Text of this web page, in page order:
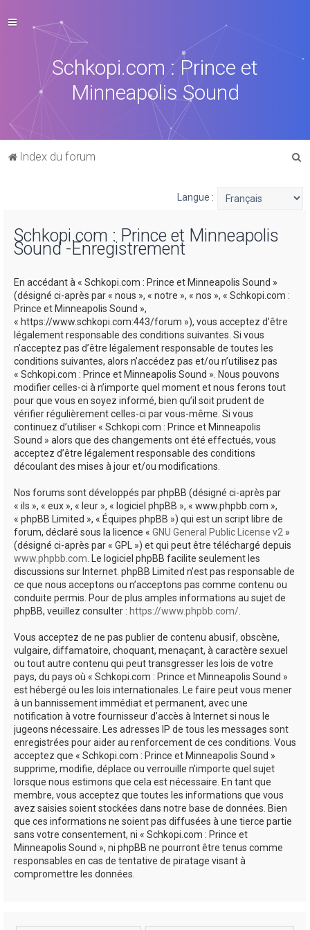
Schkopi.com : Prince et
Minneapolis Sound
Index du forum
Langue :
Schkopi.com : Prince et Minneapolis
Sound -Enregistrement
En accédant à « Schkopi.com : Prince et Minneapolis Sound »
(désigné ci-après par « nous », « notre », « nos », « Schkopi.com :
Prince et Minneapolis Sound »,
« https://www.schkopi.com:443/forum »), vous acceptez d’être
légalement responsable des conditions suivantes. Si vous
n’acceptez pas d’être légalement responsable de toutes les
conditions suivantes, alors n’accédez pas et/ou n’utilisez pas
« Schkopi.com : Prince et Minneapolis Sound ». Nous pouvons
modifier celles-ci à n’importe quel moment et nous ferons tout
pour que vous en soyez informé, bien qu’il soit prudent de
vérifier régulièrement celles-ci par vous-même. Si vous
continuez d’utiliser « Schkopi.com : Prince et Minneapolis
Sound » alors que des changements ont été effectués, vous
acceptez d’être légalement responsable des conditions
découlant des mises à jour et/ou modifications.
Nos forums sont développés par phpBB (désigné ci-après par
« ils », « eux », « leur », « logiciel phpBB », « www.phpbb.com »,
« phpBB Limited », « Équipes phpBB ») qui est un script libre de
forum, déclaré sous la licence « GNU General Public License v2 »
(désigné ci-après par « GPL ») et qui peut être téléchargé depuis
www.phpbb.com . Le logiciel phpBB facilite seulement les
discussions sur Internet. phpBB Limited n’est pas responsable de
ce que nous acceptons ou n’acceptons pas comme contenu ou
conduite permis. Pour de plus amples informations au sujet de
phpBB, veuillez consulter : https://www.phpbb.com/
Vous acceptez de ne pas publier de contenu abusif, obscène,
vulgaire, diffamatoire, choquant, menaçant, à caractère sexuel
ou tout autre contenu qui peut transgresser les lois de votre
pays, du pays où « Schkopi.com : Prince et Minneapolis Sound »
est hébergé ou les lois internationales. Le faire peut vous mener
à un bannissement immédiat et permanent, avec une
notification à votre fournisseur d’accès à Internet si nous le
jugeons nécessaire. Les adresses IP de tous les messages sont
enregistrées pour aider au renforcement de ces conditions. Vous
acceptez que « Schkopi.com : Prince et Minneapolis Sound »
supprime, modifie, déplace ou verrouille n’importe quel sujet
lorsque nous estimons que cela est nécessaire. En tant que
membre, vous acceptez que toutes les informations que vous
avez saisies soient stockées dans notre base de données. Bien
que ces informations ne soient pas diffusées à une tierce partie
sans votre consentement, ni « Schkopi.com : Prince et
Minneapolis Sound », ni phpBB ne pourront être tenus comme
responsables en cas de tentative de piratage visant à
compromettre les données.